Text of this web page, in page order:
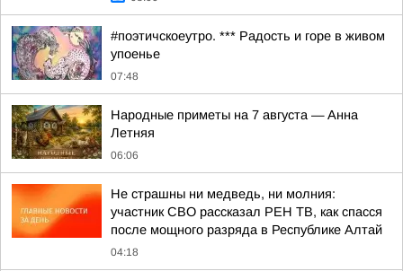
#поэтичскоеутро. *** Радость и горе в живом
упоенье
07:48
Hapoдныe пpимeты нa 7 aвгуcтa — Aннa
Лeтняя
06:06
Не страшны ни медведь, ни молния:
участник СВО рассказал РЕН ТВ, как спасся
после мощного разряда в Республике Алтай
04:18